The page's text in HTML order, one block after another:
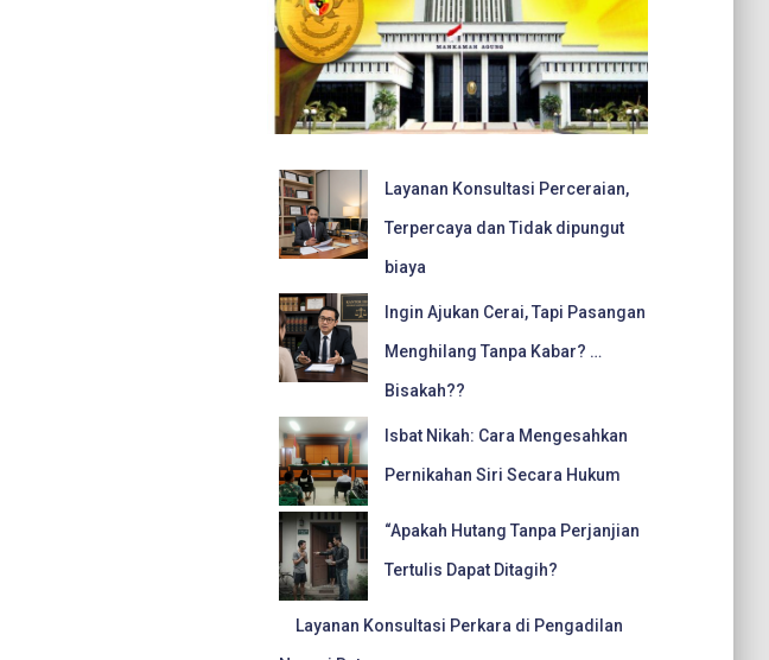
Layanan Konsultasi Perceraian,
Terpercaya dan Tidak dipungut
biaya
Ingin Ajukan Cerai, Tapi Pasangan
Menghilang Tanpa Kabar? …
Bisakah??
Isbat Nikah: Cara Mengesahkan
Pernikahan Siri Secara Hukum
“Apakah Hutang Tanpa Perjanjian
Tertulis Dapat Ditagih?
Layanan Konsultasi Perkara di Pengadilan